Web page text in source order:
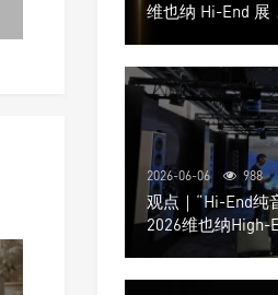
维也纳 Hi-End 展
2026-06-06 988
观点｜“Hi-End纯
2026维也纳High-
Trinnov Audio搭